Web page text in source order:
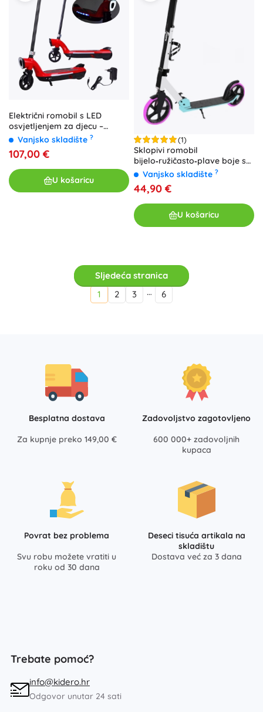
Električni romobil s LED
osvjetljenjem za djecu –
Sp0737
Vanjsko skladište ?
107,00 €
U košaricu
(1)
Sklopivi romobil
bijelo‑ružičasto‑plave boje s
remenom
Vanjsko skladište ?
44,90 €
U košaricu
Sljedeća stranica
1
2 3 … 6
Besplatna dostava
Za kupnje preko 149,00 €
Zadovoljstvo zagotovljeno
600 000+ zadovoljnih
kupaca
Povrat bez problema
Svu robu možete vratiti u
roku od 30 dana
Deseci tisuća artikala na
skladištu
Dostava već za 3 dana
Trebate pomoć?
info@kidero.hr
Odgovor unutar 24 sati